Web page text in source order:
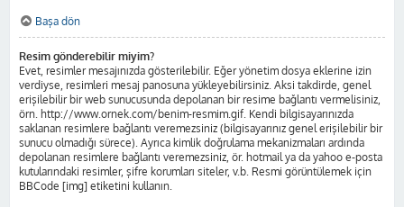
Başa dön
Resim gönderebilir miyim?
Evet, resimler mesajınızda gösterilebilir. Eğer yönetim dosya eklerine izin
verdiyse, resimleri mesaj panosuna yükleyebilirsiniz. Aksi takdirde, genel
erişilebilir bir web sunucusunda depolanan bir resime bağlantı vermelisiniz,
örn. http://www.ornek.com/benim-resmim.gif. Kendi bilgisayarınızda
saklanan resimlere bağlantı veremezsiniz (bilgisayarınız genel erişilebilir bir
sunucu olmadığı sürece). Ayrıca kimlik doğrulama mekanizmaları ardında
depolanan resimlere bağlantı veremezsiniz, ör. hotmail ya da yahoo e-posta
kutularındaki resimler, şifre korumları siteler, v.b. Resmi görüntülemek için
BBCode [img] etiketini kullanın.